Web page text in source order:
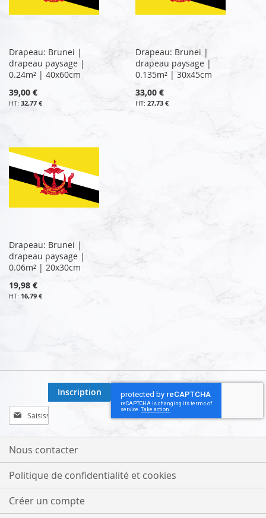
Drapeau: Brunei |
drapeau paysage |
0.24m² | 40x60cm
39,00 €
32,77 €
Drapeau: Brunei |
drapeau paysage |
0.135m² | 30x45cm
33,00 €
27,73 €
Drapeau: Brunei |
drapeau paysage |
0.06m² | 20x30cm
19,98 €
16,79 €
Inscription
à
notre
lettre
:
Inscription
Nous contacter
Politique de confidentialité et cookies
Créer un compte